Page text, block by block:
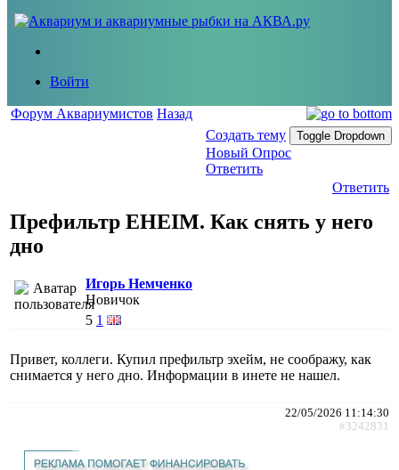
Войти
Форум Аквариумистов Назад
Создать тему
Toggle Dropdown
Новый Опрос
Ответить
Ответить
Префильтр EHEIM. Как снять у него
дно
Игорь Немченко
Новичок
5 1
Привет, коллеги. Купил префильтр эхейм, не соображу, как
снимается у него дно. Информации в инете не нашел.
22/05/2026 11:14:30
#3242831